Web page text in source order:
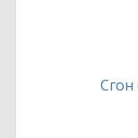
Сгон